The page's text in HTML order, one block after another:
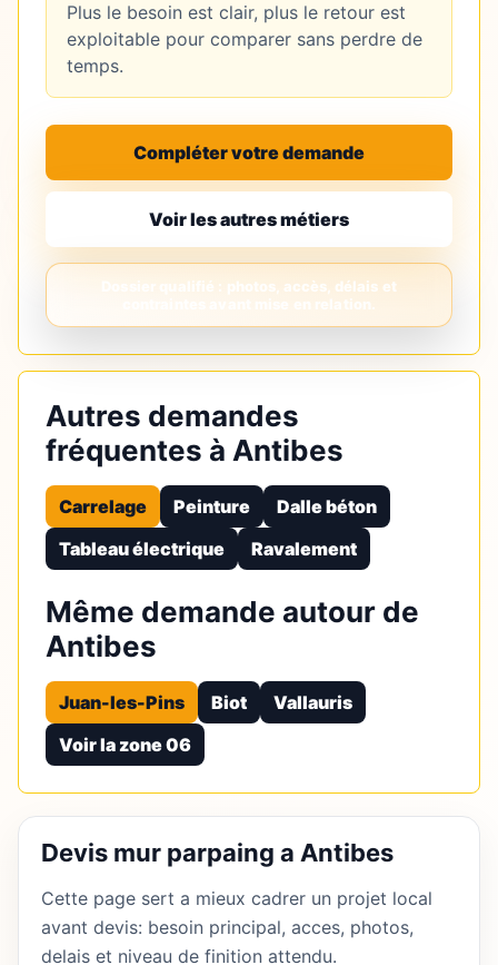
Plus le besoin est clair, plus le retour est
exploitable pour comparer sans perdre de
temps.
Compléter votre demande
Voir les autres métiers
Autres demandes
fréquentes à Antibes
Carrelage Peinture
Dalle béton
Tableau électrique
Ravalement
Même demande autour de
Antibes
Juan-les-Pins Biot
Vallauris
Voir la zone 06
Devis mur parpaing a Antibes
Cette page sert a mieux cadrer un projet local
avant devis: besoin principal, acces, photos,
delais et niveau de finition attendu.